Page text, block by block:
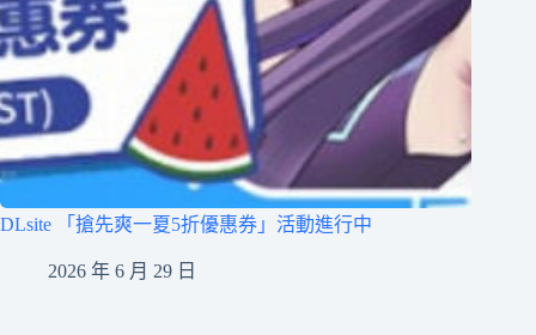
DLsite 「搶先爽一夏5折優惠券」活動進行中
2026 年 6 月 29 日